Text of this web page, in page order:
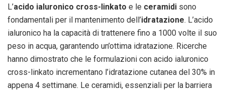
L’acido ialuronico cross-linkato e le ceramidi sono
fondamentali per il mantenimento dell’idratazione. L’acido
ialuronico ha la capacità di trattenere fino a 1000 volte il suo
peso in acqua, garantendo un’ottima idratazione. Ricerche
hanno dimostrato che le formulazioni con acido ialuronico
cross-linkato incrementano l’idratazione cutanea del 30% in
appena 4 settimane. Le ceramidi, essenziali per la barriera